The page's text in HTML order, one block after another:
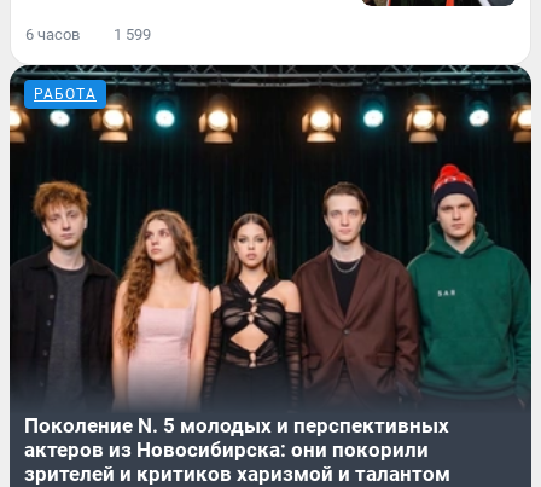
6 часов 1 599
РАБОТА
Поколение N. 5 молодых и перспективных
актеров из Новосибирска: они покорили
зрителей и критиков харизмой и талантом